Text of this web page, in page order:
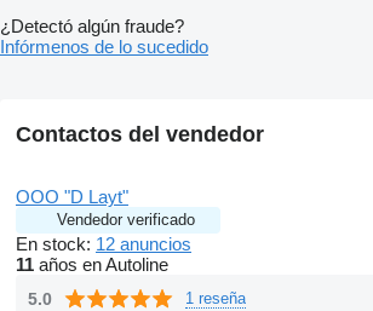
¿Detectó algún fraude?
Infórmenos de lo sucedido
Contactos del vendedor
OOO "D Layt"
Vendedor verificado
En stock: 12 anuncios
11 años en Autoline
5.0 1 reseña